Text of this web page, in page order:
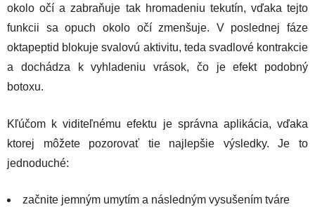
okolo očí a zabraňuje tak hromadeniu tekutín, vďaka tejto
funkcii sa opuch okolo očí zmenšuje. V poslednej fáze
oktapeptid blokuje svalovú aktivitu, teda svadlové kontrakcie
a dochádza k vyhladeniu vrások, čo je efekt podobný
botoxu.
Kľúčom k viditeľnému efektu je správna aplikácia, vďaka
ktorej môžete pozorovať tie najlepšie výsledky. Je to
jednoduché:
začnite jemným umytím a následným vysušením tváre